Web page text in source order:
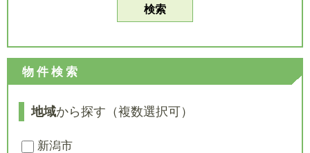
物件検索
地域から探す（複数選択可）
新潟市